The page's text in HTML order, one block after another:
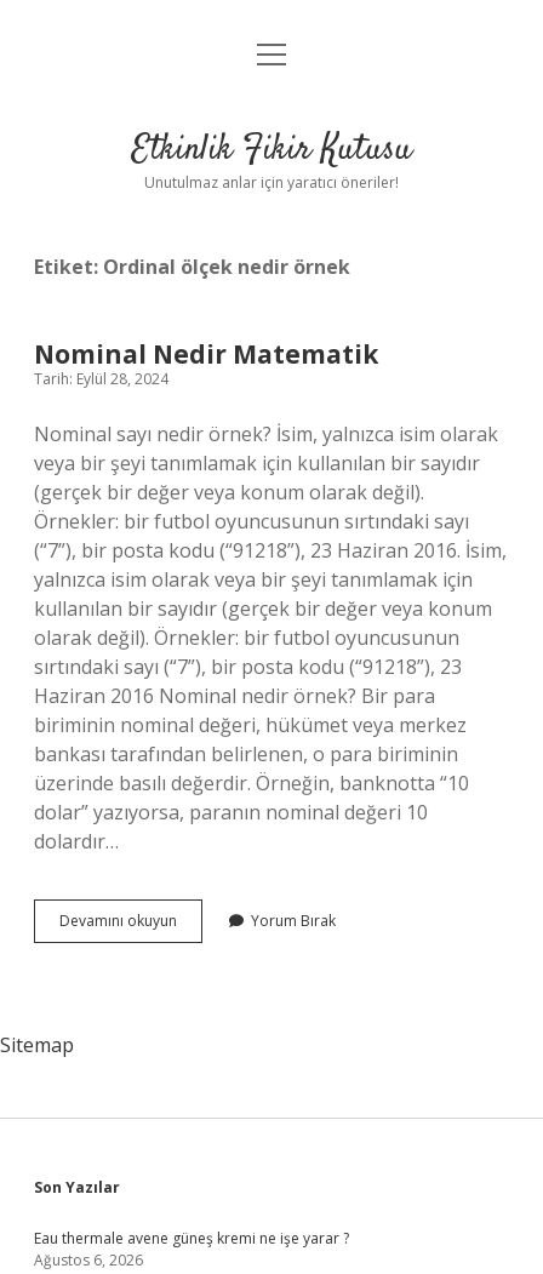
Anasayfa
Yasal Uyarı
menüyü
Etkinlik Fikir Kutusu
Unutulmaz anlar için yaratıcı öneriler!
Etiket: Ordinal ölçek nedir örnek
Nominal Nedir Matematik
Tarih: Eylül 28, 2024
Nominal sayı nedir örnek? İsim, yalnızca isim olarak
veya bir şeyi tanımlamak için kullanılan bir sayıdır
(gerçek bir değer veya konum olarak değil).
Örnekler: bir futbol oyuncusunun sırtındaki sayı
(“7”), bir posta kodu (“91218”), 23 Haziran 2016. İsim,
yalnızca isim olarak veya bir şeyi tanımlamak için
kullanılan bir sayıdır (gerçek bir değer veya konum
olarak değil). Örnekler: bir futbol oyuncusunun
sırtındaki sayı (“7”), bir posta kodu (“91218”), 23
Haziran 2016 Nominal nedir örnek? Bir para
biriminin nominal değeri, hükümet veya merkez
bankası tarafından belirlenen, o para biriminin
üzerinde basılı değerdir. Örneğin, banknotta “10
dolar” yazıyorsa, paranın nominal değeri 10
dolardır…
Devamını okuyun Nominal
Nedir
Yorum Bırak
Sitemap
Sidebar
Son Yazılar
Eau thermale avene güneş kremi ne işe yarar ?
Ağustos 6, 2026